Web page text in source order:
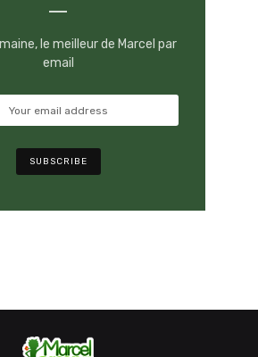
le meilleur de Marcel par
email